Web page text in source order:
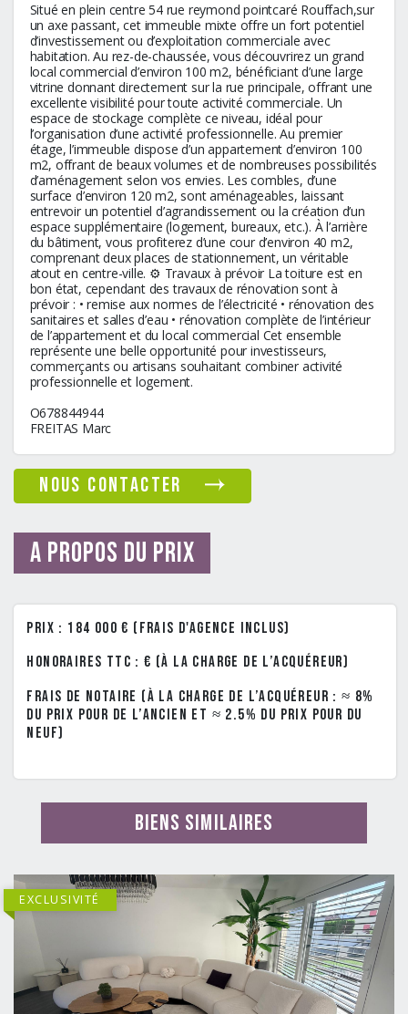
Situé en plein centre 54 rue reymond pointcaré Rouffach,sur
un axe passant, cet immeuble mixte offre un fort potentiel
d’investissement ou d’exploitation commerciale avec
habitation. Au rez-de-chaussée, vous découvrirez un grand
local commercial d’environ 100 m2, bénéficiant d’une large
vitrine donnant directement sur la rue principale, offrant une
excellente visibilité pour toute activité commerciale. Un
espace de stockage complète ce niveau, idéal pour
l’organisation d’une activité professionnelle. Au premier
étage, l’immeuble dispose d’un appartement d’environ 100
m2, offrant de beaux volumes et de nombreuses possibilités
d’aménagement selon vos envies. Les combles, d’une
surface d’environ 120 m2, sont aménageables, laissant
entrevoir un potentiel d’agrandissement ou la création d’un
espace supplémentaire (logement, bureaux, etc.). À l’arrière
du bâtiment, vous profiterez d’une cour d’environ 40 m2,
comprenant deux places de stationnement, un véritable
atout en centre-ville. ⚙️ Travaux à prévoir La toiture est en
bon état, cependant des travaux de rénovation sont à
prévoir : • remise aux normes de l’électricité • rénovation des
sanitaires et salles d’eau • rénovation complète de l’intérieur
de l’appartement et du local commercial Cet ensemble
représente une belle opportunité pour investisseurs,
commerçants ou artisans souhaitant combiner activité
professionnelle et logement.
O678844944
FREITAS Marc
nous contacter
A propos du prix
Prix : 184 000 € (frais d'agence inclus)
Honoraires TTC : € (à la charge de l’acquéreur)
Frais de notaire (à la charge de l’acquéreur : ≈ 8%
du prix pour de l’ancien et ≈ 2.5% du prix pour du
neuf)
Biens similaires
EXCLUSIVITÉ